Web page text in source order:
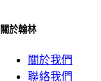
關於翰林
關於我們
聯絡我們